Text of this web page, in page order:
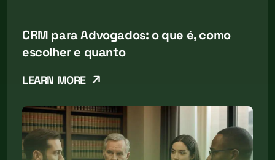
CRM para Advogados: o que é, como
escolher e quanto
LEARN MORE